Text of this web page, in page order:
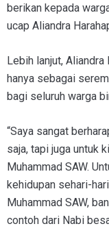
berikan kepada
ucap Aliandra
Lebih lanjut,
hanya sebagai
bagi seluruh warga
“Saya sangat
saja, tapi juga untuk
Muhammad SAW.
kehidupan sehari-
Muhammad SAW,
contoh dari Nabi